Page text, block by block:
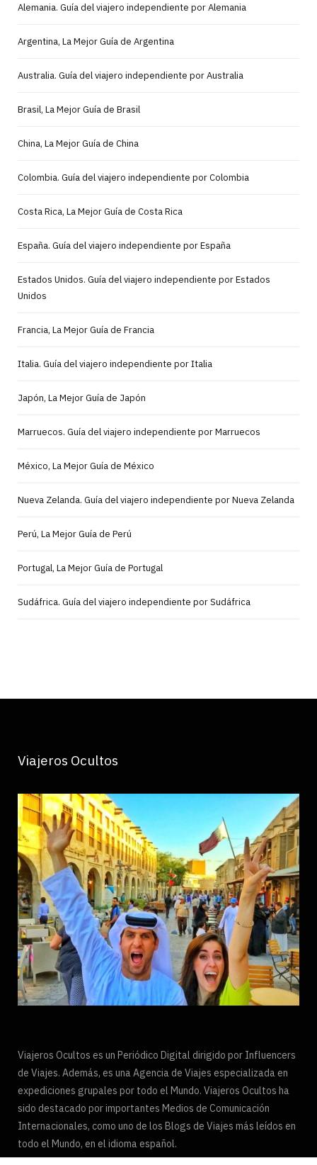
Alemania. Guía del viajero independiente por Alemania
Argentina, La Mejor Guía de Argentina
Australia. Guía del viajero independiente por Australia
Brasil, La Mejor Guía de Brasil
China, La Mejor Guía de China
Colombia. Guía del viajero independiente por Colombia
Costa Rica, La Mejor Guía de Costa Rica
España. Guía del viajero independiente por España
Estados Unidos. Guía del viajero independiente por Estados
Unidos
Francia, La Mejor Guía de Francia
Italia. Guía del viajero independiente por Italia
Japón, La Mejor Guía de Japón
Marruecos. Guía del viajero independiente por Marruecos
México, La Mejor Guía de México
Nueva Zelanda. Guía del viajero independiente por Nueva Zelanda
Perú, La Mejor Guía de Perú
Portugal, La Mejor Guía de Portugal
Sudáfrica. Guía del viajero independiente por Sudáfrica
Viajeros Ocultos
Viajeros Ocultos es un Periódico Digital dirigido por Influencers
de Viajes. Además, es una Agencia de Viajes especializada en
expediciones grupales por todo el Mundo. Viajeros Ocultos ha
sido destacado por importantes Medios de Comunicación
Internacionales, como uno de los Blogs de Viajes más leídos en
todo el Mundo, en el idioma español.